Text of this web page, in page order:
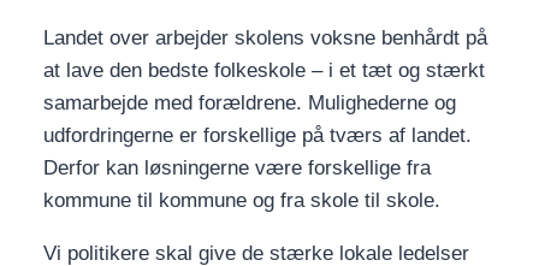
Landet over arbejder skolens voksne benhårdt på
at lave den bedste folkeskole – i et tæt og stærkt
samarbejde med forældrene. Mulighederne og
udfordringerne er forskellige på tværs af landet.
Derfor kan løsningerne være forskellige fra
kommune til kommune og fra skole til skole.
Vi politikere skal give de stærke lokale ledelser